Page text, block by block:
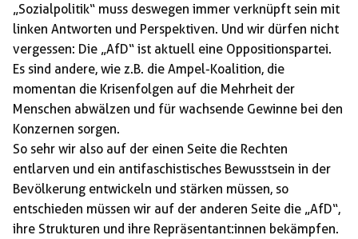
„Sozialpolitik“ muss deswegen immer verknüpft sein mit
linken Antworten und Perspektiven. Und wir dürfen nicht
vergessen: Die „AfD“ ist aktuell eine Oppositionspartei.
Es sind andere, wie z.B. die Ampel-Koalition, die
momentan die Krisenfolgen auf die Mehrheit der
Menschen abwälzen und für wachsende Gewinne bei den
Konzernen sorgen.
So sehr wir also auf der einen Seite die Rechten
entlarven und ein antifaschistisches Bewusstsein in der
Bevölkerung entwickeln und stärken müssen, so
entschieden müssen wir auf der anderen Seite die „AfD“,
ihre Strukturen und ihre Repräsentant:innen bekämpfen.